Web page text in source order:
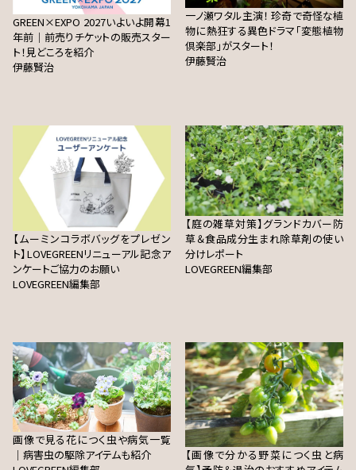
GREEN×EXPO 2027いよいよ開幕1
年前｜前売りチケットの販売スター
ト！見どころを紹介
伊藤賢治
一ノ瀬ワタル主演！ 珍奇で奇怪な植
物に熱狂する異色ドラマ「変態植物
倶楽部」がスタート！
伊藤賢治
【ムーミンコラボバッグをプレゼン
ト】LOVEGREENリニューアル記念ア
ンケートご協力のお願い
LOVEGREEN編集部
【庭の雑草対策】グランドカバー防
草＆食品成分生まれ除草剤の使い
分けレポート
LOVEGREEN編集部
画像で見る花につく虫や病気一覧
｜病害虫の駆除アイテムも紹介
【画像で分かる野菜につく虫と病